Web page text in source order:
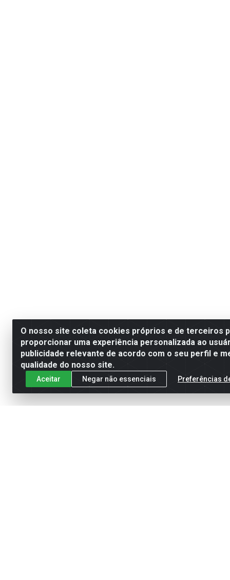
O nosso site coleta cookies próprios e de terceiros
proporcionar uma experiência personalizada ao
publicidade relevante de acordo com o seu perfil e
qualidade do nosso site.
Aceitar Negar não essenciais Preferências